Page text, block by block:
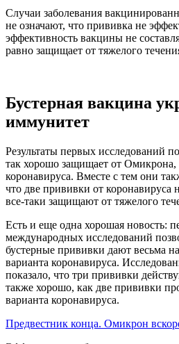
Случаи заболевания
не означают, что прививка не
эффективность вакцины не
равно защищает от тяжелого
Бустерная вакцина
иммунитет
Результаты первых исследований
так хорошо защищает от Омикрона,
коронавируса. Вместе с тем они
что две прививки от коронавируса
все-таки защищают от тяжелого
Есть и еще одна хорошая новость:
международных исследований
бустерные прививки дают весьма
варианта коронавируса.
показало, что три прививки
также хорошо, как две прививки
варианта коронавируса.
Предвестник конца. Омикрон